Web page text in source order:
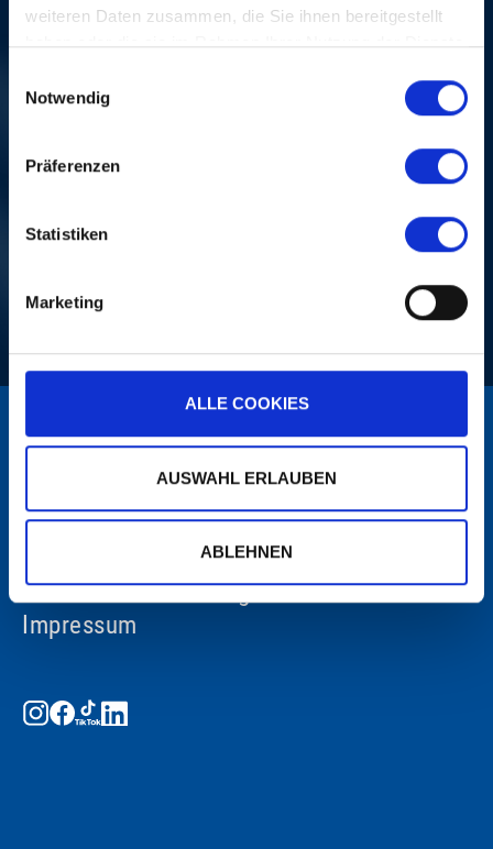
weiteren Daten zusammen, die Sie ihnen bereitgestellt
haben oder die sie im Rahmen Ihrer Nutzung der Dienste
Notwendig
Präferenzen
Statistiken
Marketing
ALLE COOKIES
AUSWAHL ERLAUBEN
ABLEHNEN
DO, 24. OKT. 1996, 12 UHR | SCHUL-
WORKSHOP
Datenschutzerklärung
Impressum